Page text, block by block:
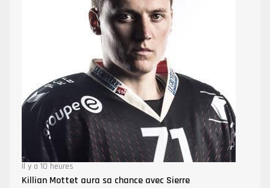
Il y a 10 heures
Killian Mottet aura sa chance avec Sierre